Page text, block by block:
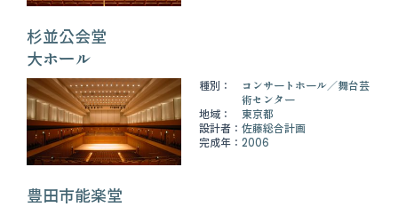
杉並公会堂
大ホール
種別： コンサートホール
舞台芸
術センター
地域：
東京都
設計者： 佐藤総合計画
完成年： 2006
豊田市能楽堂